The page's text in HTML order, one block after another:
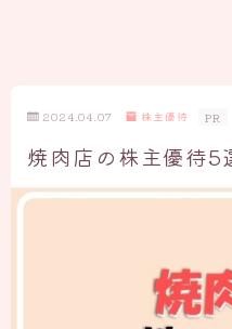
2024.04.07 株主優待 PR
焼肉店の株主優待5